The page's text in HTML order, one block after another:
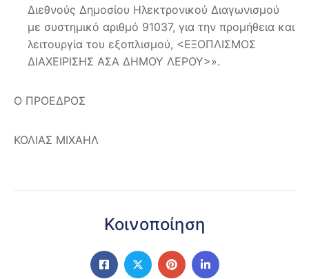
Διεθνούς Δημοσίου Ηλεκτρονικού Διαγωνισμού
με συστημικό αριθμό 91037, για την προμήθεια και
λειτουργία του εξοπλισμού, <ΕΞΟΠΛΙΣΜΟΣ
ΔΙΑΧΕΙΡΙΣΗΣ ΑΣΑ ΔΗΜΟΥ ΛΕΡΟΥ>».
Ο ΠΡΟΕΔΡΟΣ
ΚΟΛΙΑΣ ΜΙΧΑΗΛ
Κοινοποίηση